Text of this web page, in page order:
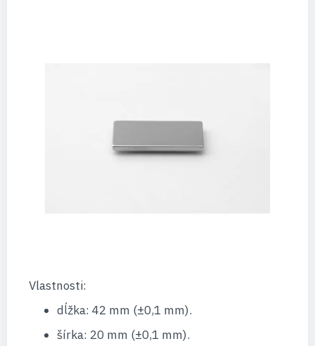
Vlastnosti:
dĺžka: 42 mm (±0,1 mm).
šírka: 20 mm (±0,1 mm).